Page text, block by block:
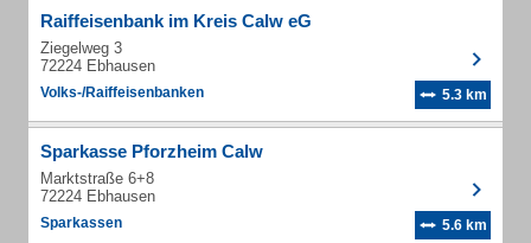
Raiffeisenbank im Kreis Calw eG
Ziegelweg 3
72224 Ebhausen
Volks-/Raiffeisenbanken 5.3 km
Sparkasse Pforzheim Calw
Marktstraße 6+8
72224 Ebhausen
Sparkassen 5.6 km